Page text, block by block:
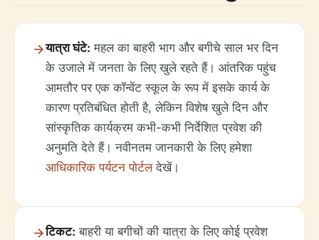
यात्रा घंटे: महल का बाहरी भाग और बगीचे साल भर दिन
के उजाले में जनता के लिए खुले रहते हैं। आंतरिक पहुंच
आमतौर पर एक कॉन्वेंट स्कूल के रूप में इसके कार्य के
कारण प्रतिबंधित होती है, लेकिन विशेष खुले दिन और
सांस्कृतिक कार्यक्रम कभी-कभी निर्देशित प्रवेश की
अनुमति देते हैं। नवीनतम जानकारी के लिए हमेशा
आधिकारिक पर्यटन पोर्टलदेखें।
टिकट: बाहरी या बगीचों की यात्रा के लिए कोई प्रवेश